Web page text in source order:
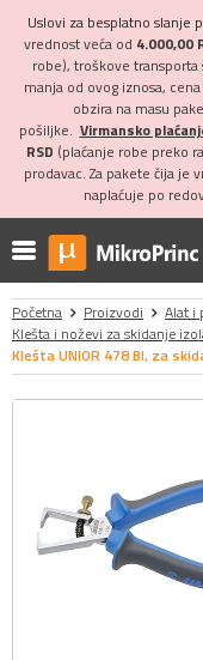
Uslovi za besplatno slanje
vrednost veća od 4.000,00
robe), troškove transporta
manja od ovog iznosa,
obzira na masu
pošiljke. Virmansko
RSD (plaćanje robe preko
prodavac. Za pakete čija je
naplaćuje po
Početna Proizvodi Alat i
Klešta i noževi za skidanje
Klešta UNIOR 478 BI, za